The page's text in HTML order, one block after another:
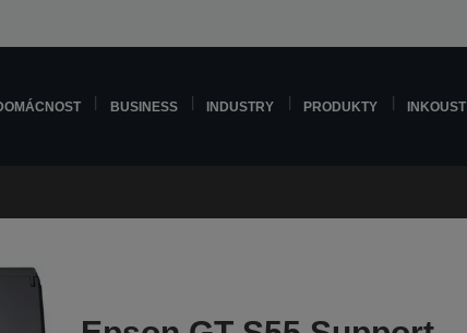
BUSINESS INDUSTRY PRODUKTY INKOUST